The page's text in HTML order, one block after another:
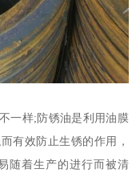
一样;防锈油是利用油膜
有效防止生锈的作用，
随着生产的进行而被清